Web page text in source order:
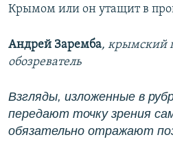
Крымом или он утащит в
Андрей Заремба, крымский
обозреватель
Взгляды, изложенные в
передают точку зрения
обязательно отражают